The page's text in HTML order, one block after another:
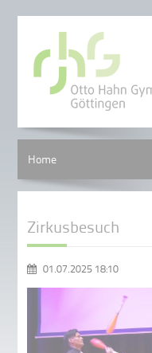
Home
Zirkusbesuch
01.07.2025 18:10